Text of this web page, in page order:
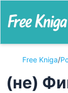
Free Kniga/
(не)